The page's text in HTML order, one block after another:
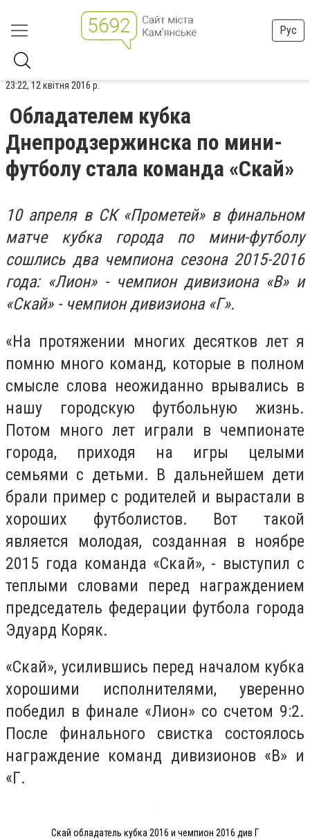
Рус
23:22, 12 квітня 2016 р.
Обладателем кубка
Днепродзержинска по мини-
футболу стала команда «Скай»
10 апреля в СК «Прометей» в финальном
матче кубка города по мини-футболу
сошлись два чемпиона сезона 2015-2016
года: «Лион» - чемпион дивизиона «В» и
«Скай» - чемпион дивизиона «Г».
«На протяжении многих десятков лет я
помню много команд, которые в полном
смысле слова неожиданно врывались в
нашу городскую футбольную жизнь.
Потом много лет играли в чемпионате
города, приходя на игры целыми
семьями с детьми. В дальнейшем дети
брали пример с родителей и вырастали в
хороших футболистов. Вот такой
является молодая, созданная в ноябре
2015 года команда «Скай», - выступил с
теплыми словами перед награждением
председатель федерации футбола города
Эдуард Коряк.
«Скай», усилившись перед началом кубка
хорошими исполнителями, уверенно
победил в финале «Лион» со счетом 9:2.
После финального свистка состоялось
награждение команд дивизионов «В» и
«Г.
Скай обладатель кубка 2016 и чемпион 2016 див Г